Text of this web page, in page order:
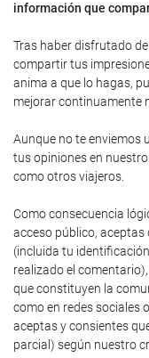
información que
Tras haber disfrutado
compartir tus
anima a que lo hagas,
mejorar continuamente
Aunque no te enviemos
tus opiniones en
como otros viajeros.
Como consecuencia
acceso público,
(incluida tu
realizado el
que constituyen la
como en redes sociales
aceptas y consientes
parcial) según nuestro